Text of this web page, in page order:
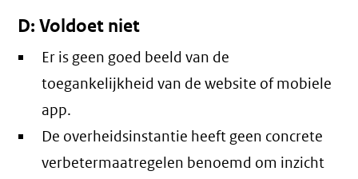
D: Voldoet niet
Er is geen goed beeld van de
toegankelijkheid van de website of mobiele
app.
De overheidsinstantie heeft geen concrete
verbetermaatregelen benoemd om inzicht